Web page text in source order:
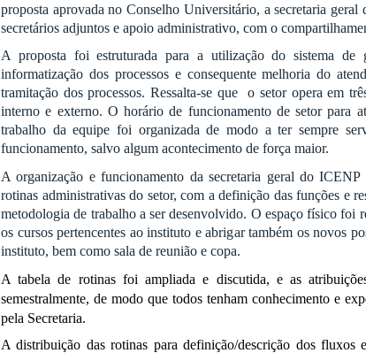
proposta aprovada no Conselho Universitário, a secretaria
secretários adjuntos e apoio administrativo, com o
A proposta foi estruturada para a utilização do sistema de
informatização dos processos e consequente melhoria do
tramitação dos processos. Ressalta-se que o setor opera em
interno e externo. O horário de funcionamento de setor para
trabalho da equipe foi organizada de modo a ter sempre
funcionamento, salvo algum acontecimento de força maior.
A organização e funcionamento da secretaria geral do ICENP
rotinas administrativas do setor, com a definição das funções e
metodologia de trabalho a ser desenvolvido. O espaço físico foi
os cursos pertencentes ao instituto e abrigar também os novos
instituto, bem como sala de reunião e copa.
A tabela de rotinas foi ampliada e discutida, e as
semestralmente, de modo que todos tenham conhecimento e
pela Secretaria.
A distribuição das rotinas para definição/descrição dos fluxos